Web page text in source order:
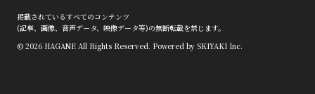
掲載されているすべてのコンテンツ
(記事、画像、音声データ、映像データ等)の無断転載を禁じます。
© 2026 HAGANE All Rights Reserved. Powered by SKIYAKI Inc.